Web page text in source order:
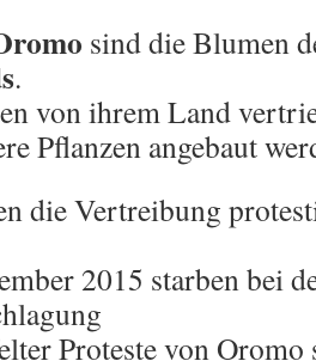
sind die Blumen
.
von ihrem Land
Pflanzen angebaut
die Vertreibung
2015 starben bei
Proteste von Oromo